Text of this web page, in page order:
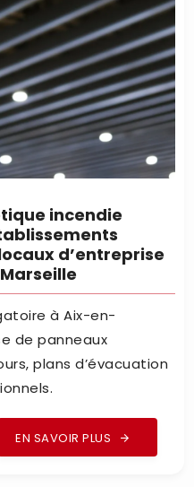
incendie
d’entreprise
à Aix-en-
de panneaux
plans d’évacuation
EN SAVOIR PLUS